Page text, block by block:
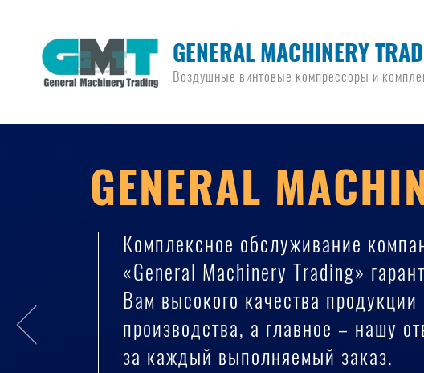
GENERAL MACHINERY
Воздушные винтовые компрессоры и
GENERAL
Комплексное обслуживание
«General Machinery Trading»
Вам высокого качества
производства, а главное – нашу
за каждый выполняемый заказ.